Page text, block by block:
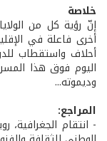
خلاصة
إنّ رؤية كل من
أخرى فاعلة في
أحلاف واستقطاب
اليوم فوق هذا
وديموته...
المراجع: